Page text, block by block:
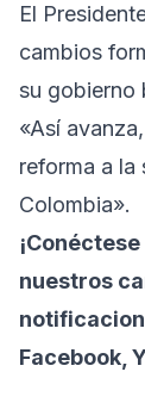
El
cambios
su gobierno
«Así
reforma a la
Colombia».
nuestros
Facebook,